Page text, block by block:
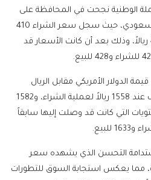
الوطنية نجحت في المحافظة على
مستوى استقرارها أمام الريال السعودي، حيث سجل سعر الشراء 410
ريالات، بينما بلغ سعر البيع 415 ريالاً، وذلك بعد أن كانت الأسعار قد
الدولار الأمريكي مقابل الريال
اليمني، حيث استقر سعر الصرف عند 1558 ريالاً لعملية الشراء، و1582
التي كانت قد وصلت إليها سابقاً
استدامة التحسن الذي يشهده سعر
مما يعكس استجابة السوق للتطورات